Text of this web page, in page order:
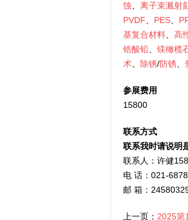
蚀
离子束溅射
PVDF
PES
基复合材料
高
锆酸铅
镁橄榄
术
除锈/防锈
参展费用
15800
联系方式
联系我时请说明
联系人：许健
电 话：021-
邮 箱：
上一页： 2025第